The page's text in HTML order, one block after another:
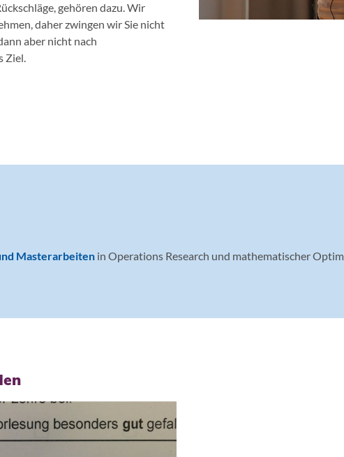
gehören dazu. Wir
daher zwingen wir Sie nicht
aber nicht nach
Ziel.
Masterarbeitenin Operations Research und mathematischer